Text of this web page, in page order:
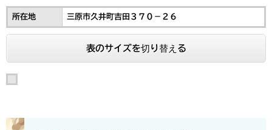
所在地 三原市久井町吉田３７０－２６
表のサイズを切り替える